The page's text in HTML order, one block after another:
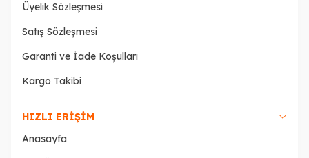
Üyelik Sözleşmesi
Satış Sözleşmesi
Garanti ve İade Koşulları
Kargo Takibi
HIZLI ERIŞIM
Anasayfa